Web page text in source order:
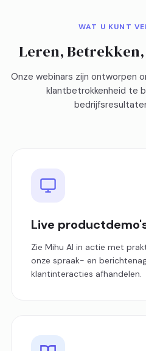
WAT U KUNT
Leren,
Onze webinars zijn ontworpen
klantbetrokkenheid te
Live
Zie Mihu AI in actie met
onze spraak- en
klantinteracties afhandelen.